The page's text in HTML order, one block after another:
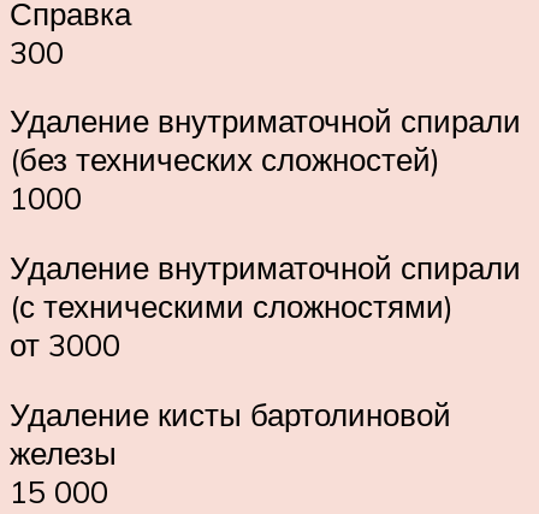
Справка
300
Удаление внутриматочной спирали
(без технических сложностей)
1000
Удаление внутриматочной спирали
(с техническими сложностями)
от 3000
Удаление кисты бартолиновой
железы
15 000